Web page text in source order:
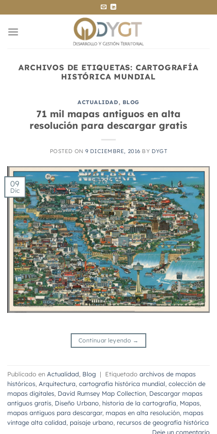
al
contenido
ARCHIVOS DE ETIQUETAS: CARTOGRAFÍA
HISTÓRICA MUNDIAL
ACTUALIDAD, BLOG
71 mil mapas antiguos en alta
resolución para descargar gratis
POSTED ON9 DICIEMBRE, 2016 BY DYGT
09
Dic
Continuar leyendo →
Publicado en Actualidad Blog | Etiquetado archivos de mapas
históricos Arquitectura cartografía histórica mundial colección de
mapas digitales David Rumsey Map Collection Descargar mapas
antiguos gratis Diseño Urbano historia de la cartografía Mapas
mapas antiguos para descargar, mapas en alta resolución mapas
vintage alta calidad paisaje urbano recursos de geografía histórica
Deje un comentario